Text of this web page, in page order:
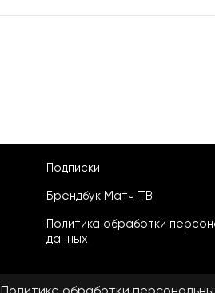
Подписки
Брендбук Матч ТВ
Политика обработки
данных